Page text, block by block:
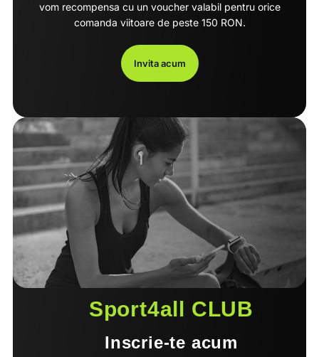
vom recompensa cu un voucher valabil pentru orice
comanda viitoare de peste 150 RON.
Invita acum
Sport4all CLUB
Inscrie-te acum